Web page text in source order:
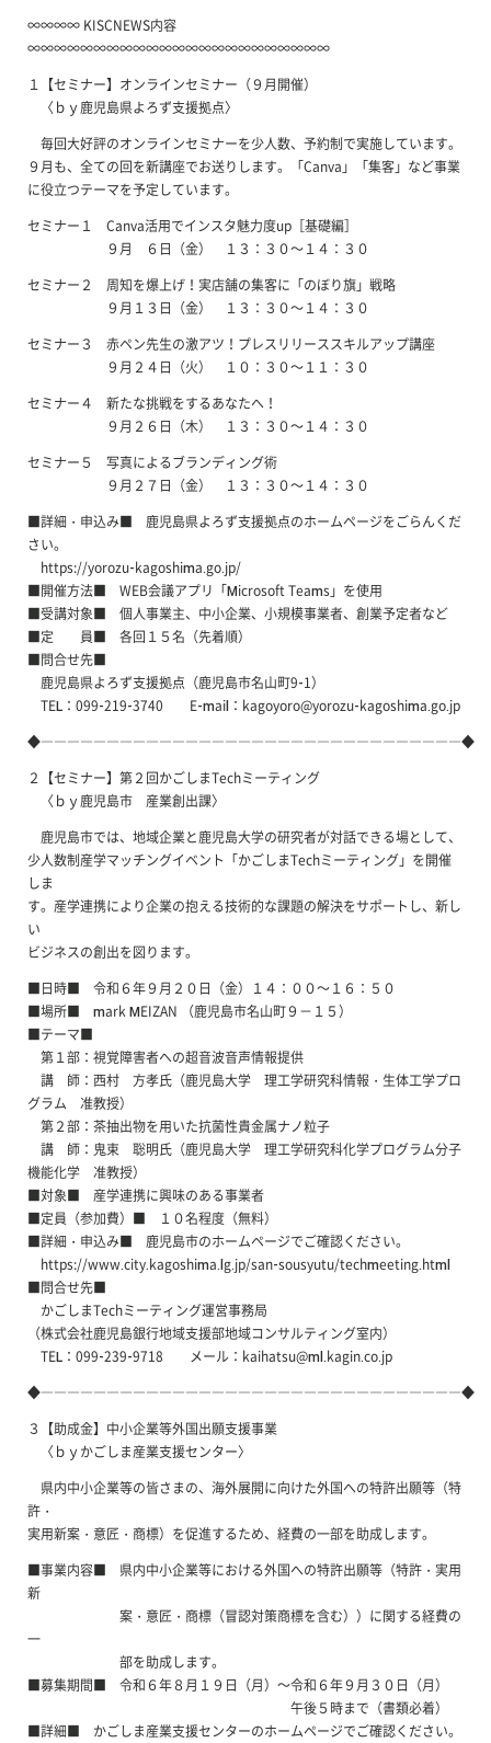
∞∞∞∞ KISCNEWS内容
∞∞∞∞∞∞∞∞∞∞∞∞∞∞∞∞∞∞∞∞∞∞∞
１【セミナー】オンラインセミナー（９月開催）
〈ｂｙ鹿児島県よろず支援拠点〉
毎回大好評のオンラインセミナーを少人数、予約制で実施しています。
９月も、全ての回を新講座でお送りします。「Canva」「集客」など事業
に役立つテーマを予定しています。
セミナー１ Canva活用でインスタ魅力度up［基礎編］
９月 ６日（金） １３：３０～１４：３０
セミナー２ 周知を爆上げ！実店舗の集客に「のぼり旗」戦略
９月１３日（金） １３：３０～１４：３０
セミナー３ 赤ペン先生の激アツ！プレスリリーススキルアップ講座
９月２４日（火） １０：３０～１１：３０
セミナー４ 新たな挑戦をするあなたへ！
９月２６日（木） １３：３０～１４：３０
セミナー５ 写真によるブランディング術
９月２７日（金） １３：３０～１４：３０
■詳細・申込み■ 鹿児島県よろず支援拠点のホームページをごらんくだ
さい。
https://yorozu-kagoshima.go.jp/
■開催方法■ WEB会議アプリ「Microsoft Teams」を使用
■受講対象■ 個人事業主、中小企業、小規模事業者、創業予定者など
■定 員■ 各回１５名（先着順）
■問合せ先■
鹿児島県よろず支援拠点（鹿児島市名山町9-1）
TEL：099-219-3740 E-mail：kagoyoro@yorozu-kagoshima.go.jp
◆――――――――――――――――――――――――――――――――◆
２【セミナー】第２回かごしまTechミーティング
〈ｂｙ鹿児島市 産業創出課〉
鹿児島市では、地域企業と鹿児島大学の研究者が対話できる場として、
少人数制産学マッチングイベント「かごしまTechミーティング」を開催
しま
す。産学連携により企業の抱える技術的な課題の解決をサポートし、新し
い
ビジネスの創出を図ります。
■日時■ 令和６年９月２０日（金）１４：００～１６：５０
■場所■ mark MEIZAN （鹿児島市名山町９－１５）
■テーマ■
第１部：視覚障害者への超音波音声情報提供
講 師：西村 方孝氏（鹿児島大学 理工学研究科情報・生体工学プロ
グラム 准教授）
第２部：茶抽出物を用いた抗菌性貴金属ナノ粒子
講 師：鬼束 聡明氏（鹿児島大学 理工学研究科化学プログラム分子
機能化学 准教授）
■対象■ 産学連携に興味のある事業者
■定員（参加費）■ １０名程度（無料）
■詳細・申込み■ 鹿児島市のホームページでご確認ください。
https://www.city.kagoshima.lg.jp/san-sousyutu/techmeeting.html
■問合せ先■
かごしまTechミーティング運営事務局
（株式会社鹿児島銀行地域支援部地域コンサルティング室内）
TEL：099-239-9718 メール：kaihatsu@ml.kagin.co.jp
◆――――――――――――――――――――――――――――――――◆
３【助成金】中小企業等外国出願支援事業
〈ｂｙかごしま産業支援センター〉
県内中小企業等の皆さまの、海外展開に向けた外国への特許出願等（特
許・
実用新案・意匠・商標）を促進するため、経費の一部を助成します。
■事業内容■ 県内中小企業等における外国への特許出願等（特許・実用
新
案・意匠・商標（冒認対策商標を含む））に関する経費の
一
部を助成します。
■募集期間■ 令和６年８月１９日（月）～令和６年９月３０日（月）
午後５時まで（書類必着）
■詳細■ かごしま産業支援センターのホームページでご確認ください。